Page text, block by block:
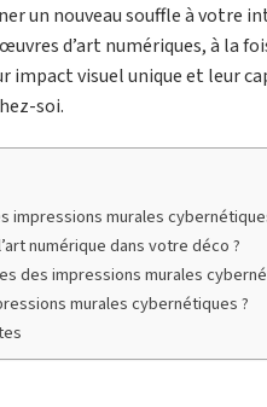
un nouveau souffle à votre
d’art numériques, à la
impact visuel unique et leur
soi.
impressions murales
numérique dans votre déco ?
des impressions murales
murales cybernétiques ?